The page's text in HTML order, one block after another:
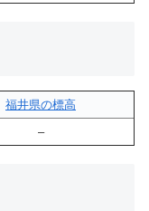
福井県の標高
–